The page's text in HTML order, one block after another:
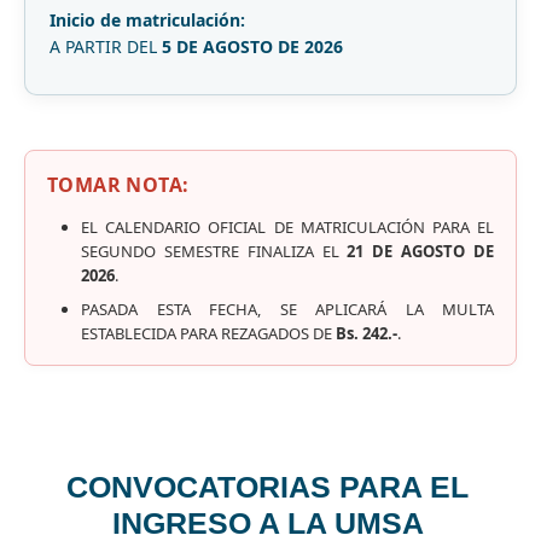
Inicio de matriculación:
A PARTIR DEL 5 DE AGOSTO DE 2026
TOMAR NOTA:
EL CALENDARIO OFICIAL DE MATRICULACIÓN PARA EL
SEGUNDO SEMESTRE FINALIZA EL21 DE AGOSTO DE
2026.
PASADA ESTA FECHA, SE APLICARÁ LA MULTA
ESTABLECIDA PARA REZAGADOS DE Bs. 242.-.
CONVOCATORIAS PARA EL
INGRESO A LA UMSA